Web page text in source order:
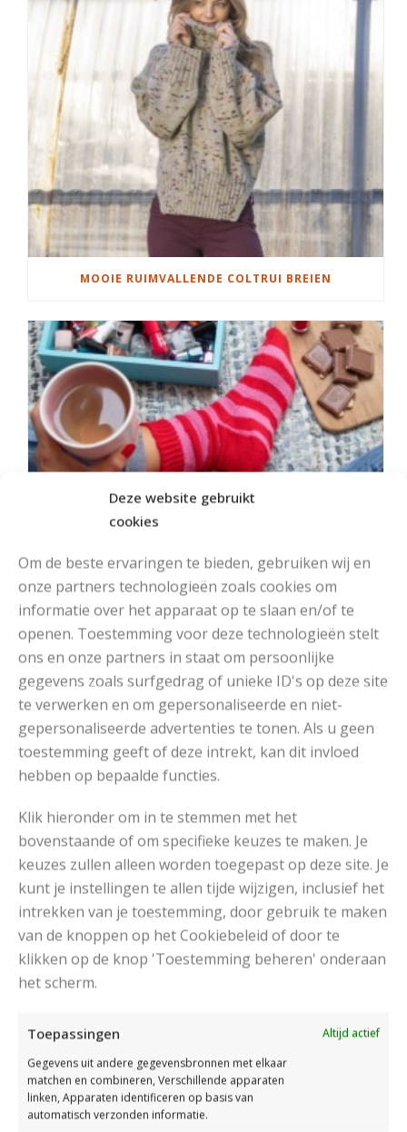
Deze website gebruikt
cookies
Om de beste ervaringen te bieden, gebruiken wij en
onze partners technologieën zoals cookies om
informatie over het apparaat op te slaan en/of te
openen. Toestemming voor deze technologieën stelt
ons en onze partners in staat om persoonlijke
gegevens zoals surfgedrag of unieke ID's op deze site
te verwerken en om gepersonaliseerde en niet-
gepersonaliseerde advertenties te tonen. Als u geen
toestemming geeft of deze intrekt, kan dit invloed
hebben op bepaalde functies.
Klik hieronder om in te stemmen met het
bovenstaande of om specifieke keuzes te maken. Je
keuzes zullen alleen worden toegepast op deze site. Je
kunt je instellingen te allen tijde wijzigen, inclusief het
intrekken van je toestemming, door gebruik te maken
van de knoppen op het Cookiebeleid of door te
klikken op de knop 'Toestemming beheren' onderaan
het scherm.
Toepassingen
Altijd actief
Gegevens uit andere gegevensbronnen met elkaar
matchen en combineren, Verschillende apparaten
linken, Apparaten identificeren op basis van
automatisch verzonden informatie.
MOOIE RUIMVALLENDE COLTRUI BREIEN
MOOIE DIKGESTREEPTE SOKKEN BREIEN VAN DURABLE GAREN
DAMESJAS BREIEN VAN HEERLIJK ZACHT GAREN